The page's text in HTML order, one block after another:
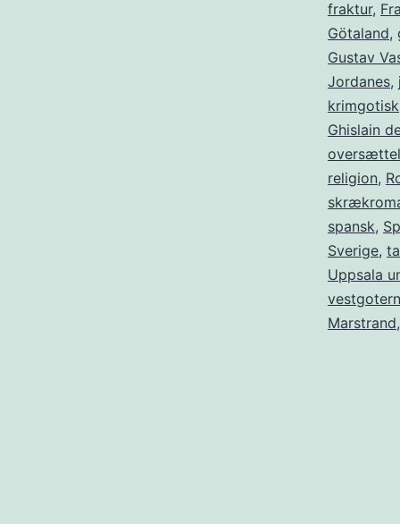
fraktur,
Götaland,
Gustav
Jordanes,
krimgotisk
Ghislain
religion,
spansk,
Sverige,
Uppsala
Marstrand